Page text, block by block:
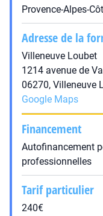
Provence-Alpes-
Adresse de la
Villeneuve Loubet
1214 avenue de
06270, Villeneuve
Google Maps
Financement
Autofinancement
professionnelles
Tarif particulier
240€